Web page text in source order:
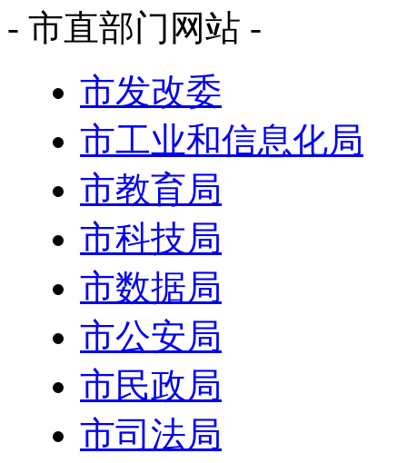
- 市直部门网站 -
市发改委
市工业和信息化局
市教育局
市科技局
市数据局
市公安局
市民政局
市司法局